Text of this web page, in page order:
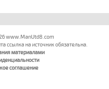
www.ManUtd8.com
ссылка на источник обязательна.
материалами
соглашение